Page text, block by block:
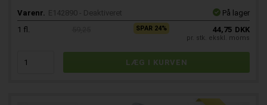
Varenr. E142890 - Deaktiveret
På lager
1 fl. SPAR 24% 44,75 DKK
pr. stk. ekskl. moms